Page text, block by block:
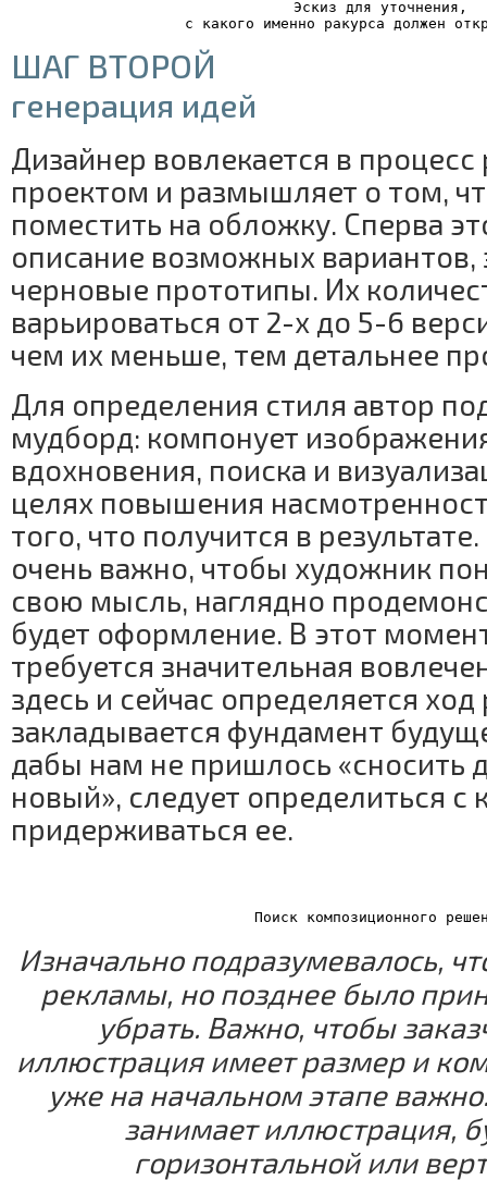
Эскиз для уточнения,
с какого именно ракурса должен
ШАГ ВТОРОЙ
генерация идей
Дизайнер вовлекается в
проектом и размышляет о том,
поместить на обложку. Сперва
описание возможных вариантов,
черновые прототипы. Их
варьироваться от 2-х до 5-6
чем их меньше, тем детальнее
Для определения стиля автор
мудборд: компонует
вдохновения, поиска и
целях повышения
того, что получится в
очень важно, чтобы художник
свою мысль, наглядно
будет оформление. В этот
требуется значительная
здесь и сейчас определяется
закладывается фундамент
дабы нам не пришлось «сносить
новый», следует определиться с
придерживаться ее.
Поиск композиционного
Изначально подразумевалось,
рекламы, но позднее было
убрать. Важно, чтобы
иллюстрация имеет размер и
уже на начальном этапе
занимает иллюстрация,
горизонтальной или